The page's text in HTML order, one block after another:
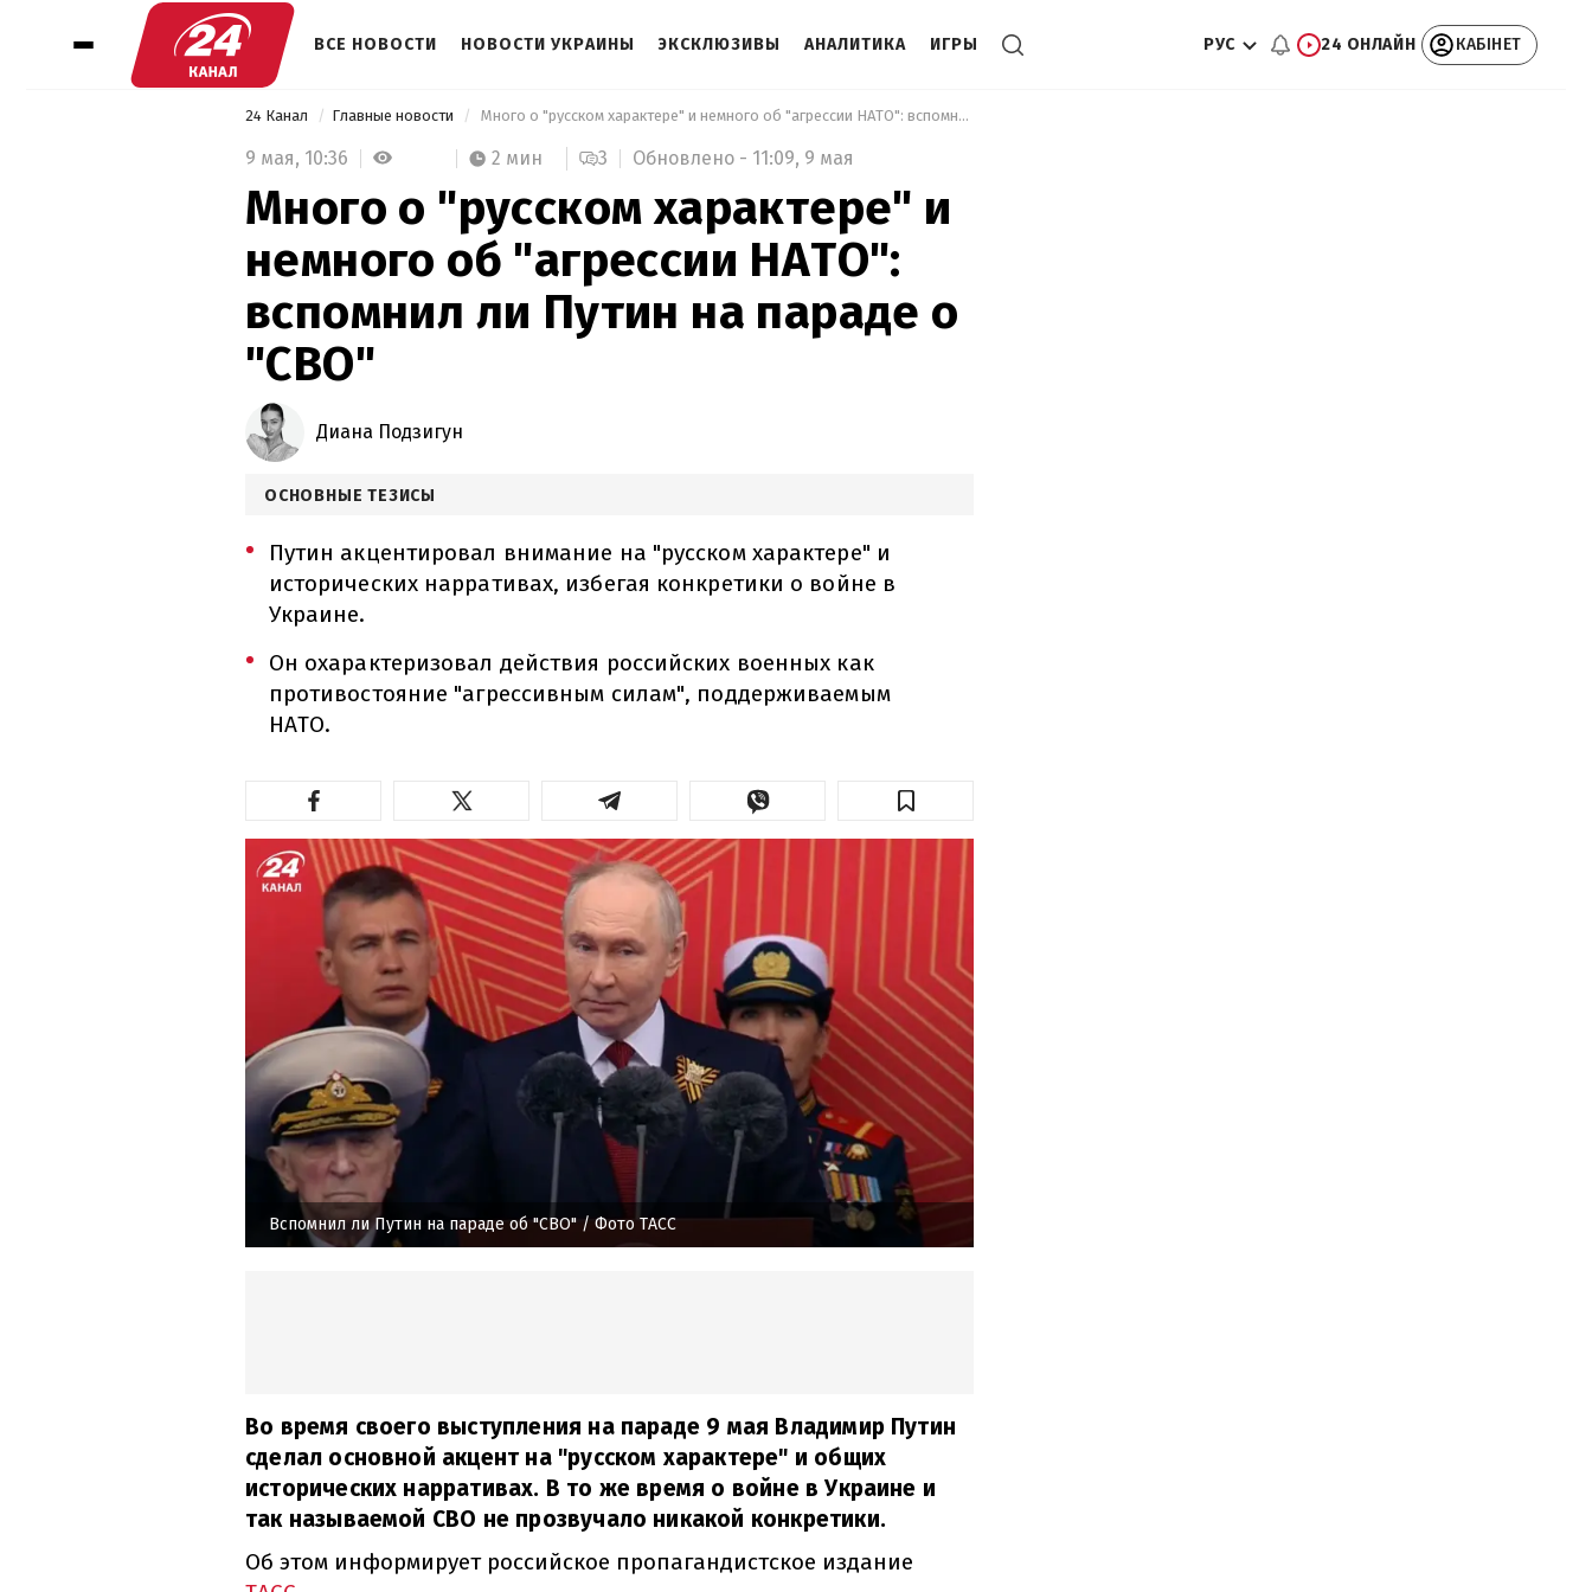
ВСЕ НОВОСТИ НОВОСТИ УКРАИНЫ ЭКСКЛЮЗИВЫ АНАЛИТИКА ИГРЫ РУС 24 ОНЛАЙН КАБІНЕТ
24 Канал Главные новости Много о "русском характере" и немного об "агрессии НАТО": вспомнил ли Путин на параде о "СВО"
9 мая, 10:36 2 мин 3 Обновлено - 11:09, 9 мая
Много о "русском характере" и
немного об "агрессии НАТО":
вспомнил ли Путин на параде о
"СВО"
Диана Подзигун
ОСНОВНЫЕ ТЕЗИСЫ
Путин акцентировал внимание на "русском характере" и
исторических нарративах, избегая конкретики о войне в
Украине.
Он охарактеризовал действия российских военных как
противостояние "агрессивным силам", поддерживаемым
НАТО.
Вспомнил ли Путин на параде об "СВО"/ Фото ТАСС
Во время своего выступления на параде 9 мая Владимир Путин
сделал основной акцент на "русском характере" и общих
исторических нарративах. В то же время о войне в Украине и
так называемой СВО не прозвучало никакой конкретики.
Об этом информирует российское пропагандистское издание